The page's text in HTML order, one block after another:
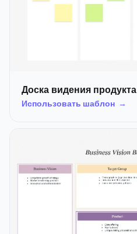
Доска видения продукта
Использовать шаблон →